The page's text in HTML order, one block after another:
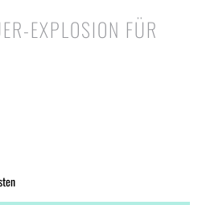
EXPLOSION FÜR